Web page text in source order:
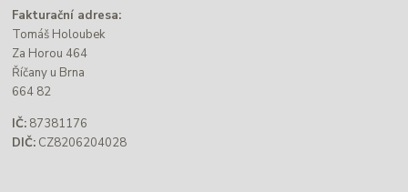
Fakturační adresa:
Tomáš Holoubek
Za Horou 464
Říčany u Brna
664 82
IČ: 87381176
DIČ: CZ8206204028